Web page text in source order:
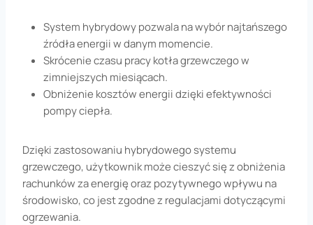
System hybrydowy pozwala na wybór najtańszego
źródła energii w danym momencie.
Skrócenie czasu pracy kotła grzewczego w
zimniejszych miesiącach.
Obniżenie kosztów energii dzięki efektywności
pompy ciepła.
Dzięki zastosowaniu hybrydowego systemu
grzewczego, użytkownik może cieszyć się z obniżenia
rachunków za energię oraz pozytywnego wpływu na
środowisko, co jest zgodne z regulacjami dotyczącymi
ogrzewania.